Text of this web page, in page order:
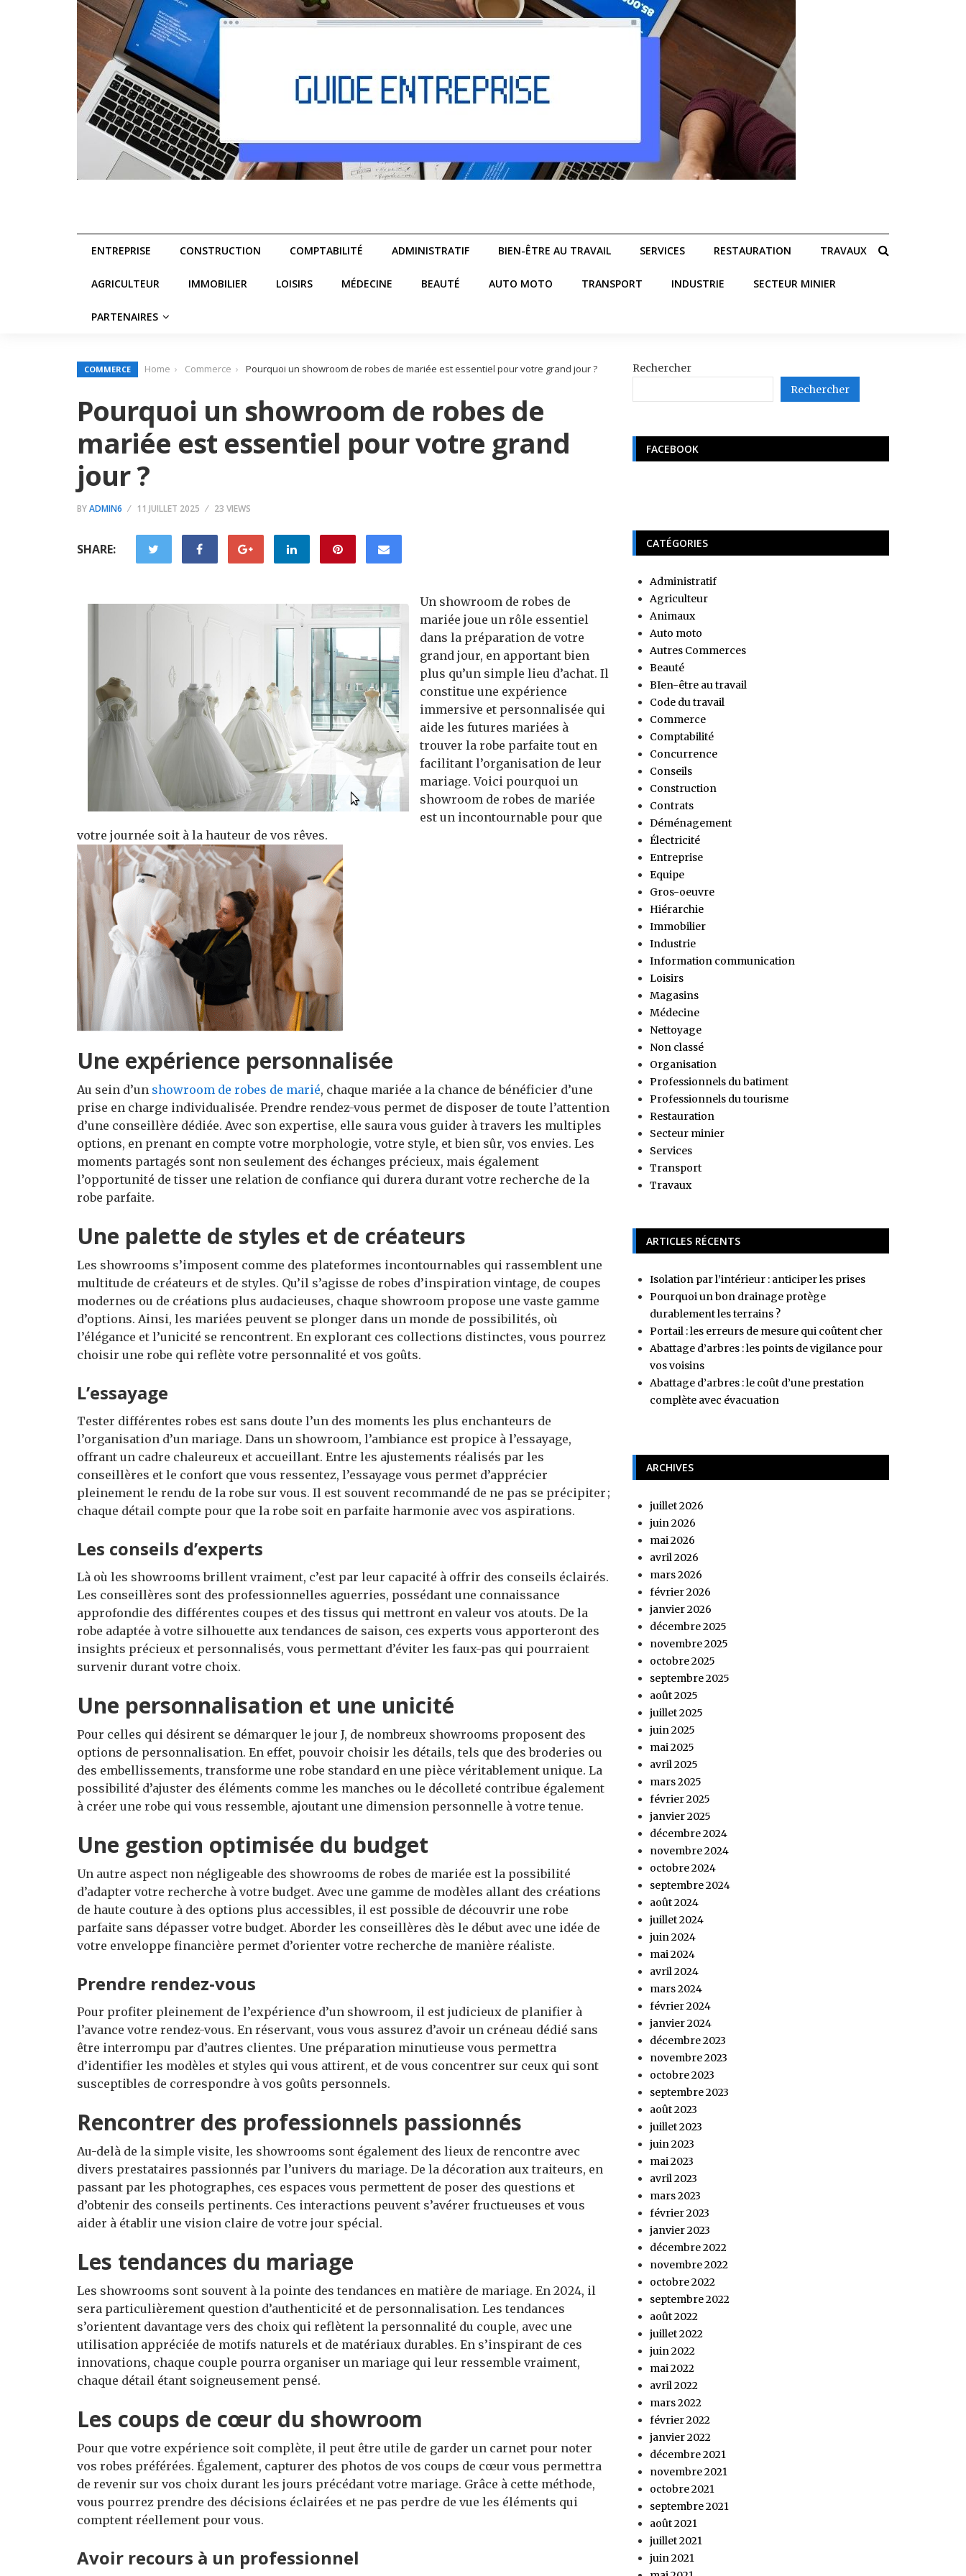
ENTREPRISE CONSTRUCTION COMPTABILITÉ ADMINISTRATIF BIEN-ÊTRE AU TRAVAIL SERVICES RESTAURATION TRAVAUX
AGRICULTEUR IMMOBILIER LOISIRS MÉDECINE BEAUTÉ AUTO MOTO TRANSPORT INDUSTRIE SECTEUR MINIER
PARTENAIRES
COMMERCE Home Commerce Pourquoi un showroom de robes de mariée est essentiel pour votre grand jour ?
Pourquoi un showroom de robes de
mariée est essentiel pour votre grand
jour ?
BYADMIN6 11 JUILLET 2025 23 VIEWS
SHARE:
Un showroom de robes de
mariée joue un rôle essentiel
dans la préparation de votre
grand jour, en apportant bien
plus qu’un simple lieu d’achat. Il
constitue une expérience
immersive et personnalisée qui
aide les futures mariées à
trouver la robe parfaite tout en
facilitant l’organisation de leur
mariage. Voici pourquoi un
showroom de robes de mariée
est un incontournable pour que
votre journée soit à la hauteur de vos rêves.
Une expérience personnalisée
Au sein d’un showroom de robes de marié, chaque mariée a la chance de bénéficier d’une
prise en charge individualisée. Prendre rendez-vous permet de disposer de toute l’attention
d’une conseillère dédiée. Avec son expertise, elle saura vous guider à travers les multiples
options, en prenant en compte votre morphologie, votre style, et bien sûr, vos envies. Les
moments partagés sont non seulement des échanges précieux, mais également
l’opportunité de tisser une relation de confiance qui durera durant votre recherche de la
robe parfaite.
Une palette de styles et de créateurs
Les showrooms s’imposent comme des plateformes incontournables qui rassemblent une
multitude de créateurs et de styles. Qu’il s’agisse de robes d’inspiration vintage, de coupes
modernes ou de créations plus audacieuses, chaque showroom propose une vaste gamme
d’options. Ainsi, les mariées peuvent se plonger dans un monde de possibilités, où
l’élégance et l’unicité se rencontrent. En explorant ces collections distinctes, vous pourrez
choisir une robe qui reflète votre personnalité et vos goûts.
L’essayage
Tester différentes robes est sans doute l’un des moments les plus enchanteurs de
l’organisation d’un mariage. Dans un showroom, l’ambiance est propice à l’essayage,
offrant un cadre chaleureux et accueillant. Entre les ajustements réalisés par les
conseillères et le confort que vous ressentez, l’essayage vous permet d’apprécier
pleinement le rendu de la robe sur vous. Il est souvent recommandé de ne pas se précipiter ;
chaque détail compte pour que la robe soit en parfaite harmonie avec vos aspirations.
Les conseils d’experts
Là où les showrooms brillent vraiment, c’est par leur capacité à offrir des conseils éclairés.
Les conseillères sont des professionnelles aguerries, possédant une connaissance
approfondie des différentes coupes et des tissus qui mettront en valeur vos atouts. De la
robe adaptée à votre silhouette aux tendances de saison, ces experts vous apporteront des
insights précieux et personnalisés, vous permettant d’éviter les faux-pas qui pourraient
survenir durant votre choix.
Une personnalisation et une unicité
Pour celles qui désirent se démarquer le jour J, de nombreux showrooms proposent des
options de personnalisation. En effet, pouvoir choisir les détails, tels que des broderies ou
des embellissements, transforme une robe standard en une pièce véritablement unique. La
possibilité d’ajuster des éléments comme les manches ou le décolleté contribue également
à créer une robe qui vous ressemble, ajoutant une dimension personnelle à votre tenue.
Une gestion optimisée du budget
Un autre aspect non négligeable des showrooms de robes de mariée est la possibilité
d’adapter votre recherche à votre budget. Avec une gamme de modèles allant des créations
de haute couture à des options plus accessibles, il est possible de découvrir une robe
parfaite sans dépasser votre budget. Aborder les conseillères dès le début avec une idée de
votre enveloppe financière permet d’orienter votre recherche de manière réaliste.
Prendre rendez-vous
Pour profiter pleinement de l’expérience d’un showroom, il est judicieux de planifier à
l’avance votre rendez-vous. En réservant, vous vous assurez d’avoir un créneau dédié sans
être interrompu par d’autres clientes. Une préparation minutieuse vous permettra
d’identifier les modèles et styles qui vous attirent, et de vous concentrer sur ceux qui sont
susceptibles de correspondre à vos goûts personnels.
Rencontrer des professionnels passionnés
Au-delà de la simple visite, les showrooms sont également des lieux de rencontre avec
divers prestataires passionnés par l’univers du mariage. De la décoration aux traiteurs, en
passant par les photographes, ces espaces vous permettent de poser des questions et
d’obtenir des conseils pertinents. Ces interactions peuvent s’avérer fructueuses et vous
aider à établir une vision claire de votre jour spécial.
Les tendances du mariage
Les showrooms sont souvent à la pointe des tendances en matière de mariage. En 2024, il
sera particulièrement question d’authenticité et de personnalisation. Les tendances
s’orientent davantage vers des choix qui reflètent la personnalité du couple, avec une
utilisation appréciée de motifs naturels et de matériaux durables. En s’inspirant de ces
innovations, chaque couple pourra organiser un mariage qui leur ressemble vraiment,
chaque détail étant soigneusement pensé.
Les coups de cœur du showroom
Pour que votre expérience soit complète, il peut être utile de garder un carnet pour noter
vos robes préférées. Également, capturer des photos de vos coups de cœur vous permettra
de revenir sur vos choix durant les jours précédant votre mariage. Grâce à cette méthode,
vous pourrez prendre des décisions éclairées et ne pas perdre de vue les éléments qui
comptent réellement pour vous.
Avoir recours à un professionnel
Rechercher
Rechercher
FACEBOOK
CATÉGORIES
Administratif
Agriculteur
Animaux
Auto moto
Autres Commerces
Beauté
BIen-être au travail
Code du travail
Commerce
Comptabilité
Concurrence
Conseils
Construction
Contrats
Déménagement
Électricité
Entreprise
Equipe
Gros-oeuvre
Hiérarchie
Immobilier
Industrie
Information communication
Loisirs
Magasins
Médecine
Nettoyage
Non classé
Organisation
Professionnels du batiment
Professionnels du tourisme
Restauration
Secteur minier
Services
Transport
Travaux
ARTICLES RÉCENTS
Isolation par l’intérieur : anticiper les prises
Pourquoi un bon drainage protège
durablement les terrains ?
Portail : les erreurs de mesure qui coûtent cher
Abattage d’arbres : les points de vigilance pour
vos voisins
Abattage d’arbres : le coût d’une prestation
complète avec évacuation
ARCHIVES
juillet 2026
juin 2026
mai 2026
avril 2026
mars 2026
février 2026
janvier 2026
décembre 2025
novembre 2025
octobre 2025
septembre 2025
août 2025
juillet 2025
juin 2025
mai 2025
avril 2025
mars 2025
février 2025
janvier 2025
décembre 2024
novembre 2024
octobre 2024
septembre 2024
août 2024
juillet 2024
juin 2024
mai 2024
avril 2024
mars 2024
février 2024
janvier 2024
décembre 2023
novembre 2023
octobre 2023
septembre 2023
août 2023
juillet 2023
juin 2023
mai 2023
avril 2023
mars 2023
février 2023
janvier 2023
décembre 2022
novembre 2022
octobre 2022
septembre 2022
août 2022
juillet 2022
juin 2022
mai 2022
avril 2022
mars 2022
février 2022
janvier 2022
décembre 2021
novembre 2021
octobre 2021
septembre 2021
août 2021
juillet 2021
juin 2021